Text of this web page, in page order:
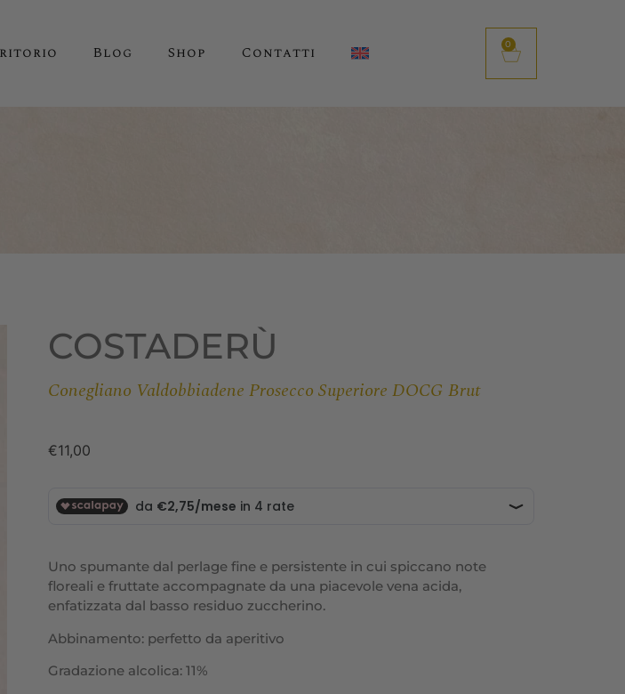
Blog Shop Contatti 0
COSTADERÙ
Conegliano Valdobbiadene Prosecco Superiore DOCG Brut
€11,00
Uno spumante dal perlage fine e persistente in cui spiccano note
floreali e fruttate accompagnate da una piacevole vena acida,
enfatizzata dal basso residuo zuccherino.
Abbinamento: perfetto da aperitivo
Gradazione alcolica: 11%